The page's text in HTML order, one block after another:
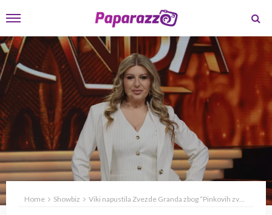
Home Showbiz Viki napustila Zvezde Granda zbog “Pinkovih zvezda”